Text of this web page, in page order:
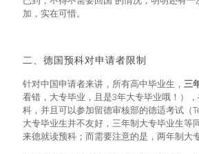
加，实在可惜。
二、德国预科对申请者限制
针对中国申请者来讲，所有高中毕业生， 三
看错，大专毕业，且是3年大专毕业哦！）
科，并且可以参加留德审核部的德适考试（
大专毕业生并不友好，三年制大专毕业生等
来德就读预科；而需要注意的是，两年制大